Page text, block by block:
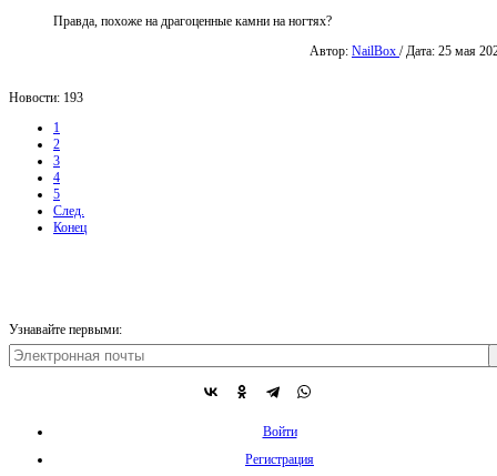
Правда, похоже на драгоценные камни на ногтях?
Автор: NailBox / Дата: 25 мая
Новости: 193
1
2
3
4
5
След.
Конец
Узнавайте первыми:
Войти
Регистрация